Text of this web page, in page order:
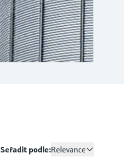
Seřadit podle:Relevance